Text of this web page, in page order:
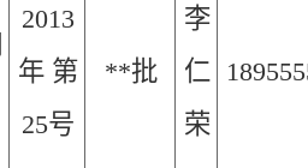
2013
年 第
25号
**批
李
仁
荣